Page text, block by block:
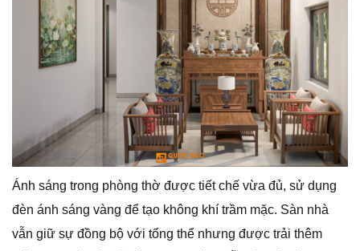
Ánh sáng trong phòng thờ được tiết chế vừa đủ, sử dụng
đèn ánh sáng vàng để tạo không khí trầm mặc. Sàn nhà
vẫn giữ sự đồng bộ với tổng thể nhưng được trải thêm